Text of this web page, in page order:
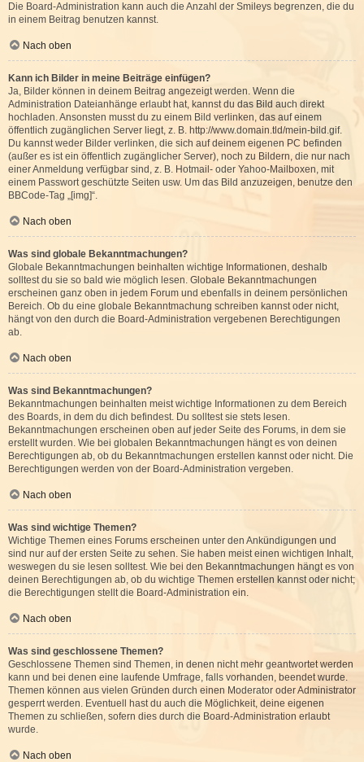
Die Board-Administration kann auch die Anzahl der Smileys begrenzen, die du
in einem Beitrag benutzen kannst.
Nach oben
Kann ich Bilder in meine Beiträge einfügen?
Ja, Bilder können in deinem Beitrag angezeigt werden. Wenn die
Administration Dateianhänge erlaubt hat, kannst du das Bild auch direkt
hochladen. Ansonsten musst du zu einem Bild verlinken, das auf einem
öffentlich zugänglichen Server liegt, z. B. http://www.domain.tld/mein-bild.gif.
Du kannst weder Bilder verlinken, die sich auf deinem eigenen PC befinden
(außer es ist ein öffentlich zugänglicher Server), noch zu Bildern, die nur nach
einer Anmeldung verfügbar sind, z. B. Hotmail- oder Yahoo-Mailboxen, mit
einem Passwort geschützte Seiten usw. Um das Bild anzuzeigen, benutze den
BBCode-Tag „[img]“.
Nach oben
Was sind globale Bekanntmachungen?
Globale Bekanntmachungen beinhalten wichtige Informationen, deshalb
solltest du sie so bald wie möglich lesen. Globale Bekanntmachungen
erscheinen ganz oben in jedem Forum und ebenfalls in deinem persönlichen
Bereich. Ob du eine globale Bekanntmachung schreiben kannst oder nicht,
hängt von den durch die Board-Administration vergebenen Berechtigungen
ab.
Nach oben
Was sind Bekanntmachungen?
Bekanntmachungen beinhalten meist wichtige Informationen zu dem Bereich
des Boards, in dem du dich befindest. Du solltest sie stets lesen.
Bekanntmachungen erscheinen oben auf jeder Seite des Forums, in dem sie
erstellt wurden. Wie bei globalen Bekanntmachungen hängt es von deinen
Berechtigungen ab, ob du Bekanntmachungen erstellen kannst oder nicht. Die
Berechtigungen werden von der Board-Administration vergeben.
Nach oben
Was sind wichtige Themen?
Wichtige Themen eines Forums erscheinen unter den Ankündigungen und
sind nur auf der ersten Seite zu sehen. Sie haben meist einen wichtigen Inhalt,
weswegen du sie lesen solltest. Wie bei den Bekanntmachungen hängt es von
deinen Berechtigungen ab, ob du wichtige Themen erstellen kannst oder nicht;
die Berechtigungen stellt die Board-Administration ein.
Nach oben
Was sind geschlossene Themen?
Geschlossene Themen sind Themen, in denen nicht mehr geantwortet werden
kann und bei denen eine laufende Umfrage, falls vorhanden, beendet wurde.
Themen können aus vielen Gründen durch einen Moderator oder Administrator
gesperrt werden. Eventuell hast du auch die Möglichkeit, deine eigenen
Themen zu schließen, sofern dies durch die Board-Administration erlaubt
wurde.
Nach oben